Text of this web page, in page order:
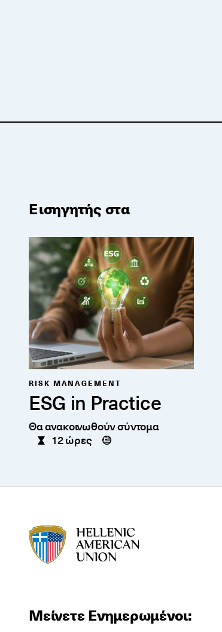
Εισηγητής στα
ESG in Practice
RISK MANAGEMENT
ESG in Practice
Θα ανακοινωθούν σύντομα
12 ώρες
Μείνετε Ενημερωμένοι: